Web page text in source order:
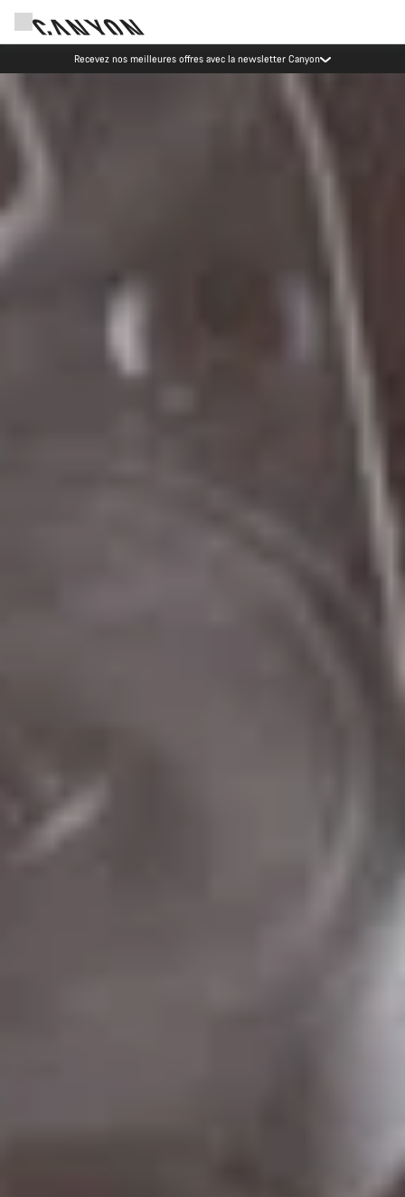
Événements Canyon